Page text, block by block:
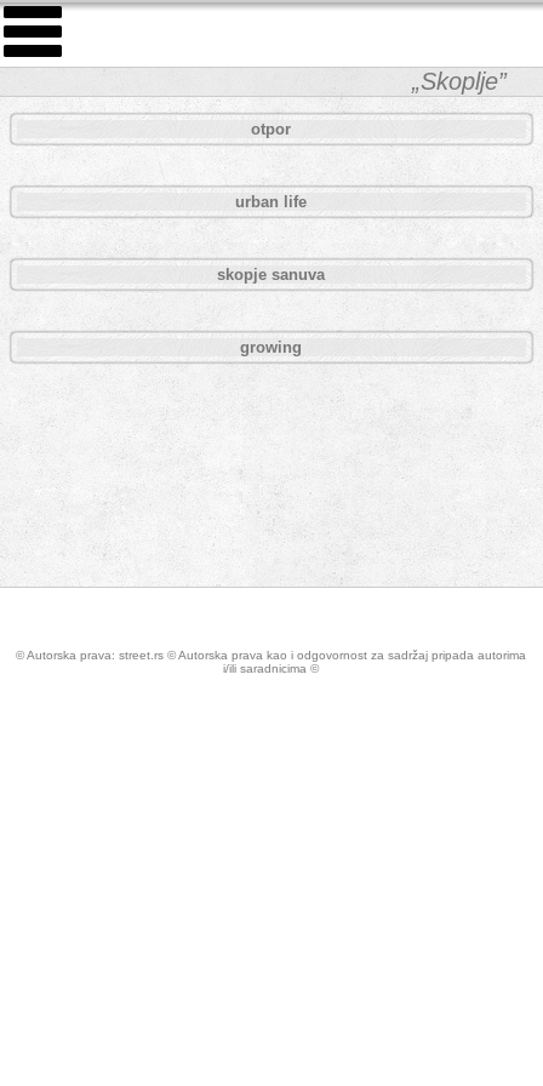
„Skoplje”
otpor
urban life
skopje sanuva
growing
© Autorska prava: street.rs © Autorska prava kao i odgovornost za sadržaj pripada autorima
i/ili saradnicima ©